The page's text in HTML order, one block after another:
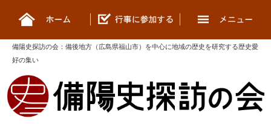
備陽史探訪の会 ： 備後地方（広島県福山市）を中心に地域の歴史を研究する歴史愛
好の集い